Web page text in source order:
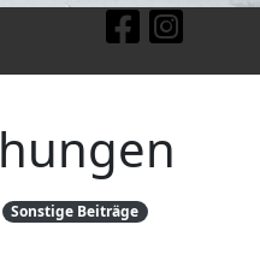
Sonstige Beiträge